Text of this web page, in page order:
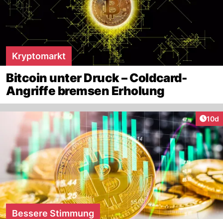
Kryptomarkt
Bitcoin unter Druck – Coldcard-
Angriffe bremsen Erholung
10d
Bessere Stimmung